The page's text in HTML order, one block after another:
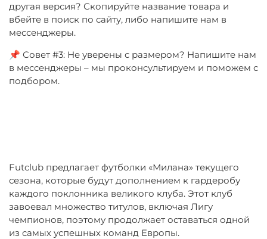
другая версия? Скопируйте название товара и
вбейте в поиск по сайту, либо напишите нам в
мессенджеры.
📌 Совет #3: Не уверены с размером? Напишите нам
в мессенджеры – мы проконсультируем и поможем с
подбором.
Futclub предлагает футболки «Милана» текущего
сезона, которые будут дополнением к гардеробу
каждого поклонника великого клуба. Этот клуб
завоевал множество титулов, включая Лигу
чемпионов, поэтому продолжает оставаться одной
из самых успешных команд Европы.